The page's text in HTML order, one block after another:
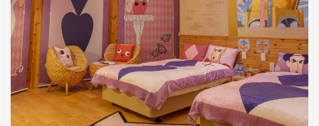
中部
人氣目的地
本地情報
東瀛特集